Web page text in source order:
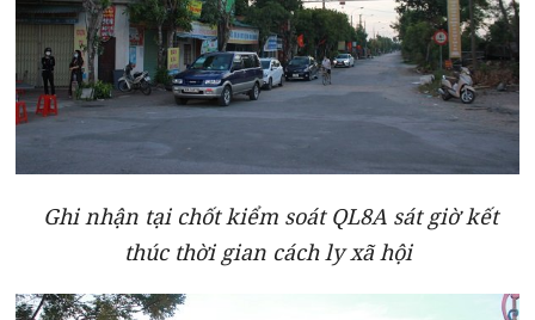
Ghi nhận tại chốt kiểm soát QL8A sát giờ kết
thúc thời gian cách ly xã hội